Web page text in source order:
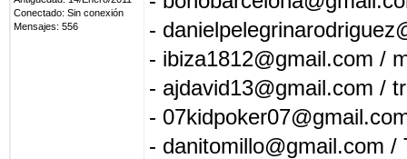
Conectado: Sin conexión
Mensajes: 556
-
- ibiza1812@gmail.com /
- ajdavid13@gmail.com /
-
- danitomillo@gmail.com /